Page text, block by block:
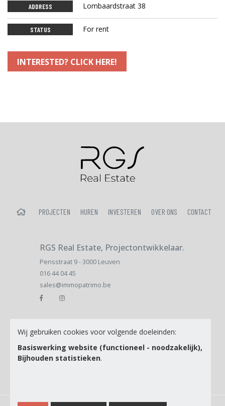
ADDRESS Lombaardstraat 38
STATUS For rent
INTERESTED? CLICK HERE!
HOME PROJECTEN HUREN INVESTEREN OVER ONS CONTACT
RGS Real Estate, Projectontwikkelaar.
Pensstraat 9 - 3000 Leuven
016 44 04 45
sales@immopatrimo.be
Email
Ik ga akkoord met de
Wij gebruiken cookies voor volgende doeleinden:
Basiswerking website (functioneel - noodzakelijk),
Bijhouden statistieken.